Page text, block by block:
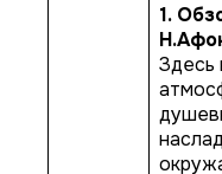
1.
Здесь